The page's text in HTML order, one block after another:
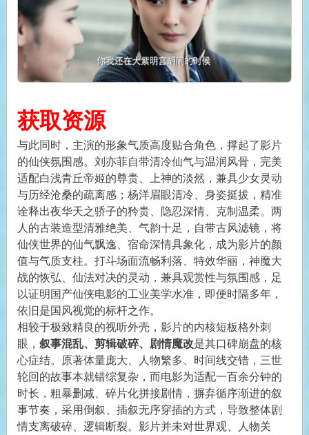
获取资源
与此同时，主演的形象气质高度贴合角色，撑起了影片
的仙侠氛围感。刘亦菲自带清冷仙气与温润风骨，完美
适配白浅青丘帝姬的尊贵、上神的淡然，兼具少女灵动
与历经沧桑的疏离感；杨洋眉眼清冷、身姿挺拔，精准
诠释出夜华天之骄子的矜贵、隐忍深情、克制温柔。两
人的古装造型清雅绝美、气韵十足，自带古风滤镜，将
仙侠世界的仙气飘逸、宿命深情具象化，成为影片的颜
值与气质支柱。打斗场面流畅利落、特效华丽，神魔大
战的恢弘、仙法对决的灵动，兼具观赏性与氛围感，足
以证明国产仙侠电影的工业美学水准，即便时隔多年，
依旧是国风视觉的标杆之作。
相较于极致精良的视听外壳，影片的内核短板格外刺
眼， 叙事混乱、剪辑破碎、剧情魔改是其口碑崩盘的核
心症结。原著体量庞大、人物繁多、时间线交错，三世
轮回的故事本就错综复杂，而电影为适配一百余分钟的
时长，粗暴删减、碎片化拼接剧情，摒弃循序渐进的叙
事节奏，采用倒叙、插叙无序穿插的方式，导致整体剧
情支离破碎、逻辑断裂。影片并未对世界观、人物关